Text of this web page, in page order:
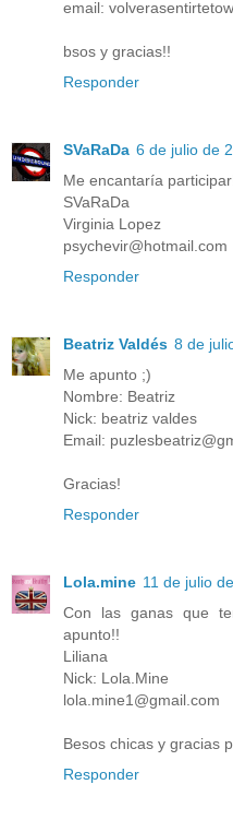
email:
bsos y gracias!!
Responder
SVaRaDa 6 de julio de
Me encantaría
SVaRaDa
Virginia Lopez
psychevir@hotmail.com
Responder
Beatriz Valdés 8 de
Me apunto ;)
Nombre: Beatriz
Nick: beatriz valdes
Email:
Gracias!
Responder
Lola.mine 11 de julio
Con las ganas que
apunto!!
Liliana
Nick: Lola.Mine
lola.mine1@gmail.com
Besos chicas y gracias
Responder